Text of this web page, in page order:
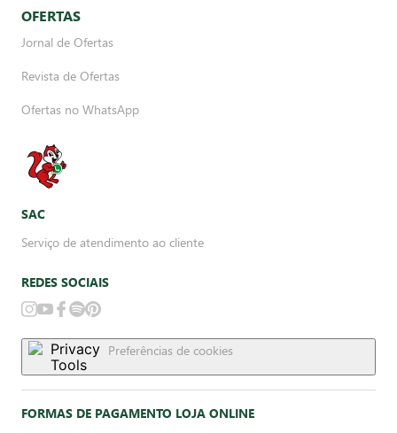
OFERTAS
Jornal de Ofertas
Revista de Ofertas
Ofertas no WhatsApp
SAC
Serviço de atendimento ao cliente
REDES SOCIAIS
Preferências de cookies
FORMAS DE PAGAMENTO LOJA ONLINE